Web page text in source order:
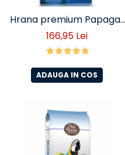
Hrana premium Papagali
Catinga Deli Nature 15kg
(cod 24)
166,95 Lei
ADAUGA IN COS